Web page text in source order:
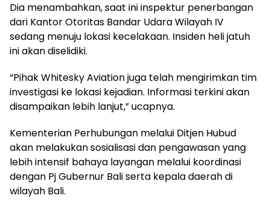
Dia menambahkan, saat ini inspektur penerbangan
dari Kantor Otoritas Bandar Udara Wilayah IV
sedang menuju lokasi kecelakaan. Insiden heli jatuh
ini akan diselidiki.
“Pihak Whitesky Aviation juga telah mengirimkan tim
investigasi ke lokasi kejadian. Informasi terkini akan
disampaikan lebih lanjut,” ucapnya.
Kementerian Perhubungan melalui Ditjen Hubud
akan melakukan sosialisasi dan pengawasan yang
lebih intensif bahaya layangan melalui koordinasi
dengan Pj Gubernur Bali serta kepala daerah di
wilayah Bali.